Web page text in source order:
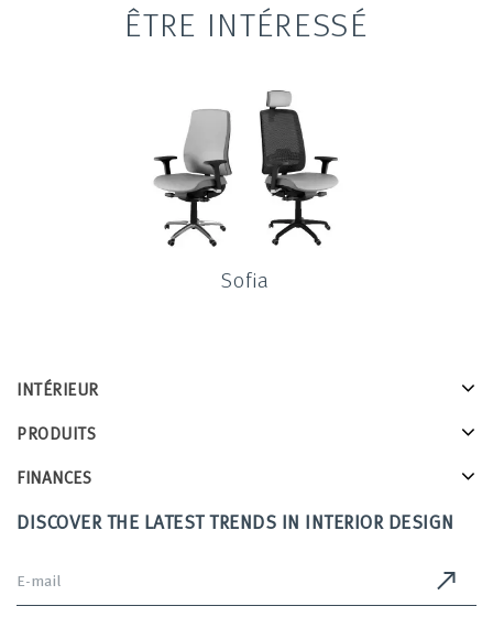
ÊTRE INTÉRESSÉ
Sofia
INTÉRIEUR
PRODUITS
FINANCES
DISCOVER THE LATEST TRENDS IN INTERIOR DESIGN